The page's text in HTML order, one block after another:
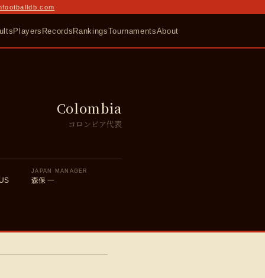
Players RecordsRankingsTournamentsAbout
Colombia
コロンビア代表
JAPAN MANAGER
森保 一